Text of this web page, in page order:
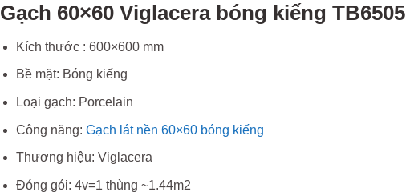
Gạch 60×60 Viglacera bóng kiếng TB6505
Kích thước : 600×600 mm
Bề mặt: Bóng kiếng
Loại gạch: Porcelain
Công năng:Gạch lát nền 60×60 bóng kiếng
Thương hiệu: Viglacera
Đóng gói: 4v=1 thùng ~1.44m2